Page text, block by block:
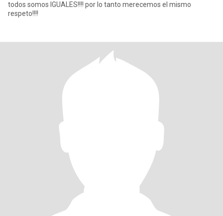
todos somos IGUALES!!!! por lo tanto merecemos el mismo
respeto!!!!